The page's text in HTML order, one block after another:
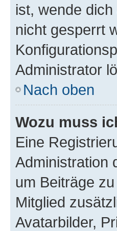
ist, wende
nicht gesperrt
Administrator
Nach oben
Wozu muss
Eine
Administration
um Beiträge
Mitglied
Avatarbilder,